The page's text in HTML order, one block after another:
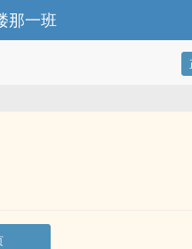
那一班